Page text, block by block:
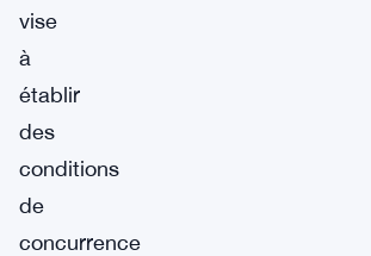
vise
à
établir
des
conditions
de
concurrence